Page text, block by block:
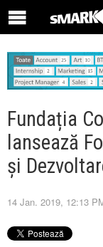
Fundația
lansează
și
14 Jan. 2019, 12:13